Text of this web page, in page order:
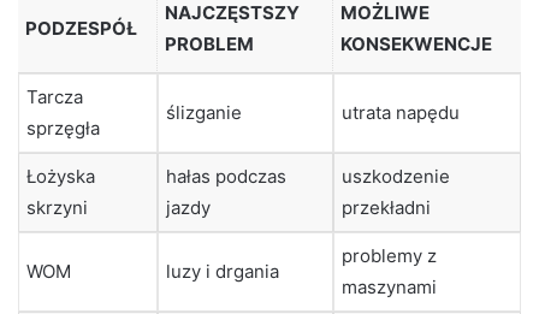
PODZESPÓŁ
NAJCZĘSTSZY
PROBLEM
MOŻLIWE
KONSEKWENCJE
Tarcza
sprzęgła
ślizganie utrata napędu
Łożyska
skrzyni
hałas podczas
jazdy
uszkodzenie
przekładni
WOM luzy i drgania
problemy z
maszynami